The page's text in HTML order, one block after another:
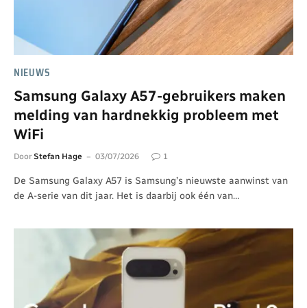
NIEUWS
Samsung Galaxy A57-gebruikers maken
melding van hardnekkig probleem met
WiFi
Door Stefan Hage 03/07/2026 1
De Samsung Galaxy A57 is Samsung’s nieuwste aanwinst van
de A-serie van dit jaar. Het is daarbij ook één van…